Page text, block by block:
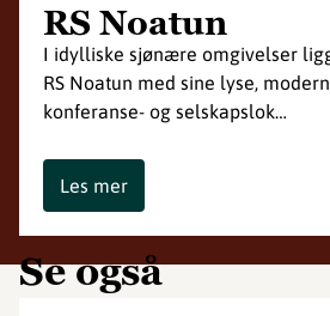
RS Noatun
I idylliske sjønære omgivelser
RS Noatun med sine lyse,
konferanse- og selskapslok…
Les mer
Se også